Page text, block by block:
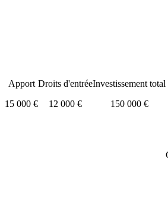
Apport
15 000 €
Droits d'entrée
12 000 €
Investissement total
150 000 €